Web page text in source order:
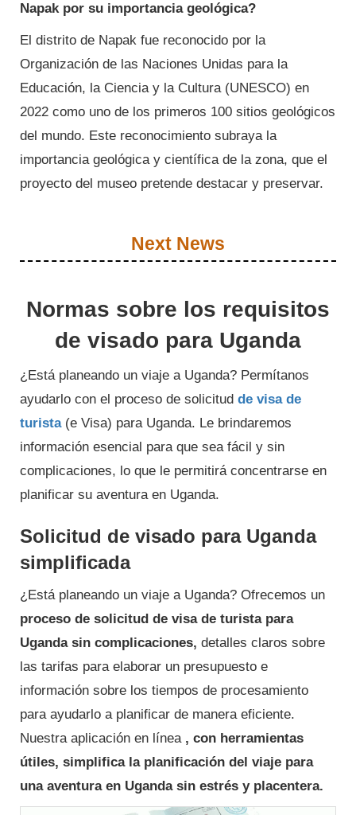
Napak por su importancia geológica?
El distrito de Napak fue reconocido por la
Organización de las Naciones Unidas para la
Educación, la Ciencia y la Cultura (UNESCO) en
2022 como uno de los primeros 100 sitios geológicos
del mundo. Este reconocimiento subraya la
importancia geológica y científica de la zona, que el
proyecto del museo pretende destacar y preservar.
Next News
Normas sobre los requisitos
de visado para Uganda
¿Está planeando un viaje a Uganda? Permítanos
ayudarlo con el proceso de solicitud de visa de
turista(e Visa) para Uganda. Le brindaremos
información esencial para que sea fácil y sin
complicaciones, lo que le permitirá concentrarse en
planificar su aventura en Uganda.
Solicitud de visado para Uganda
simplificada
¿Está planeando un viaje a Uganda? Ofrecemos un
proceso de solicitud de visa de turista para
Uganda sin complicaciones, detalles claros sobre
las tarifas para elaborar un presupuesto e
información sobre los tiempos de procesamiento
para ayudarlo a planificar de manera eficiente.
Nuestra aplicación en línea , con herramientas
útiles, simplifica la planificación del viaje para
una aventura en Uganda sin estrés y placentera.